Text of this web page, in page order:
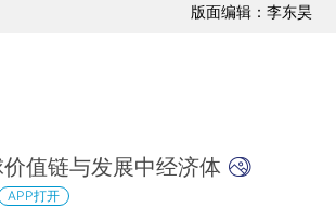
）
能会做出不同的选择，但是现在呼
时过早。本文回顾了相关的商业管
明，全球价值链与要素供给的韧性
版面编辑：李东昊
值链与发展中经济体
APP打开